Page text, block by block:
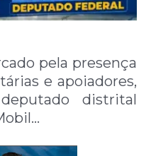
pela presença
e apoiadores,
distrital